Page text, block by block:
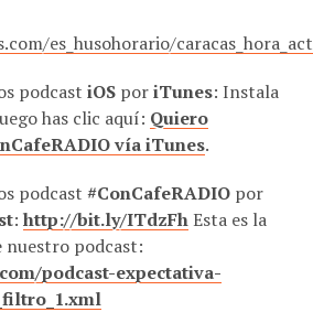
es_husohorario/
podcast iOS poriTunes: Instala
has clic aquí: Quiero
vía iTunes.
podcast #ConCafeRADIO por
: http://bit.ly/ITdzFhEsta es la
nuestro podcast:
podcast-expectativa-